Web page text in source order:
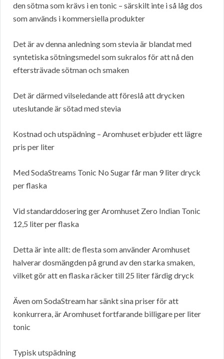
den sötma som krävs i en tonic – särskilt inte i så låg dos
som används i kommersiella produkter
Det är av denna anledning som stevia är blandat med
syntetiska sötningsmedel som sukralos för att nå den
eftersträvade sötman och smaken
Det är därmed vilseledande att föreslå att drycken
uteslutande är sötad med stevia
Kostnad och utspädning – Aromhuset erbjuder ett lägre
pris per liter
Med SodaStreams Tonic No Sugar får man 9 liter dryck
per flaska
Vid standarddosering ger Aromhuset Zero Indian Tonic
12,5 liter per flaska
Detta är inte allt: de flesta som använder Aromhuset
halverar dosmängden på grund av den starka smaken,
vilket gör att en flaska räcker till 25 liter färdig dryck
Även om SodaStream har sänkt sina priser för att
konkurrera, är Aromhuset fortfarande billigare per liter
tonic
Typisk utspädning